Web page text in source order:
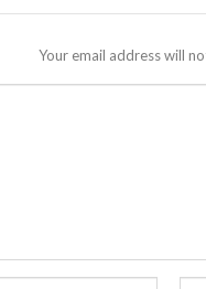
Your email address will